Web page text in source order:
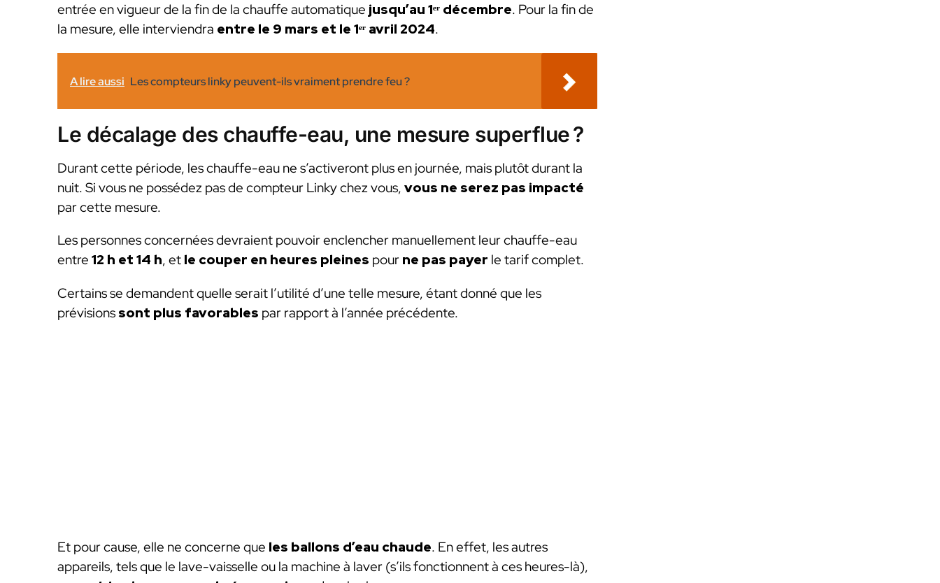
entrée en vigueur de la fin de la chauffe automatique jusqu’au 1ᵉʳ décembre. Pour la fin de
la mesure, elle interviendra entre le 9 mars et le 1ᵉʳ avril 2024.
A lire aussi Les compteurs linky peuvent-ils vraiment prendre feu ?
Le décalage des chauffe-eau, une mesure superflue ?
Durant cette période, les chauffe-eau ne s’activeront plus en journée, mais plutôt durant la
nuit. Si vous ne possédez pas de compteur Linky chez vous, vous ne serez pas impacté
par cette mesure.
Les personnes concernées devraient pouvoir enclencher manuellement leur chauffe-eau
entre 12 h et 14 h, et le couper en heures pleines pour ne pas payer le tarif complet.
Certains se demandent quelle serait l’utilité d’une telle mesure, étant donné que les
prévisions sont plus favorables par rapport à l’année précédente.
Et pour cause, elle ne concerne que les ballons d’eau chaude. En effet, les autres
appareils, tels que le lave-vaisselle ou la machine à laver (s’ils fonctionnent à ces heures-là),